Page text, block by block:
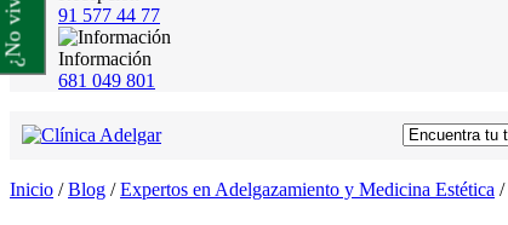
91 577 44 77
Información
681 049 801
Inicio /Blog /Expertos en Adelgazamiento y Medicina Estética /